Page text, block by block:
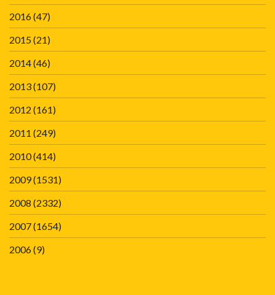
2016(47)
2015(21)
2014(46)
2013(107)
2012 (161)
2011 (249)
2010(414)
2009(1531)
2008 (2332)
2007(1654)
2006(9)